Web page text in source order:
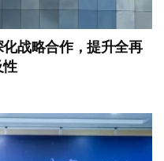
战略合作，提升全再